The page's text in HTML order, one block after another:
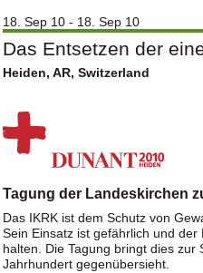
18. Sep 10 - 18. Sep 10
Das Entsetzen der
Heiden, AR, Switzerland
Tagung der Landeskirchen
Das IKRK ist dem Schutz von
Sein Einsatz ist gefährlich und
halten. Die Tagung bringt dies zur
Jahrhundert gegenübersieht.